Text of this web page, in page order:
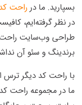
بسپارید. ما درراحت
در نظر گرفته‌ایم،
طراحی وب‌سایت راحت
برندینگ و سئو آن
با راحت کد دیگر
ما در مجموعه راحت